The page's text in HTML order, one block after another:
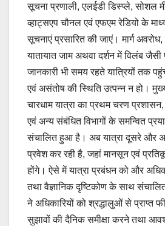
सूचना प्रणाली, एलईडी डिस्प्ले, सोशल
व्हाट्सएप चौनल एवं एफएम रेडियो के
सूचनाएं प्रसारित की जाएं। मार्ग
यातायात जाम अथवा दर्शन में विलंब जैसी
जानकारी भी समय रहते यात्रियों तक
एवं असंतोष की स्थिति उत्पन्न न हो।
चारधाम यात्रा का प्रथम चरण
एवं अन्य संबंधित विभागों के समन्वित
संचालित हुआ है। अब यात्रा दूसरे और
प्रवेश कर रही है, जहां मानसून एवं
होंगे। ऐसे में यात्रा प्रबंधन को और
तथा वैज्ञानिक दृष्टिकोण के साथ
ने अधिकारियों को श्रद्धालुओं से प्राप्त
सुझावों की दैनिक समीक्षा करने तथा